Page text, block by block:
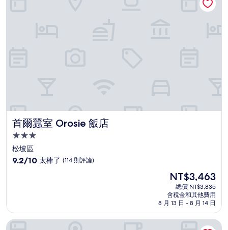
首爾蠶室 Orosie 飯店
首爾蠶室 Orosie 飯店
3.0
星
級
松坡區
9.2
太
棒
9.2/10 太棒了 (114 則評論)
現
在
價
格
為
NT$3,463
NT$3,463
總價 NT$3,835
含稅金和其他費用
8 月 13 日 - 8 月 14 日
首爾奧林匹克公園飯店